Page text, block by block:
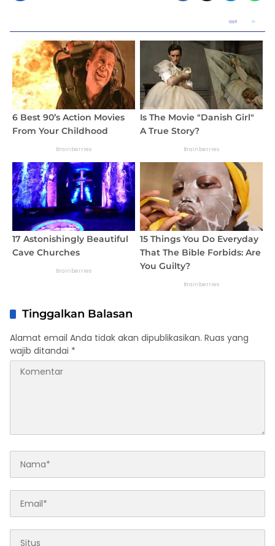
Tinggalkan Balasan
Alamat email Anda tidak akan dipublikasikan. Ruas yang
wajib ditandai *